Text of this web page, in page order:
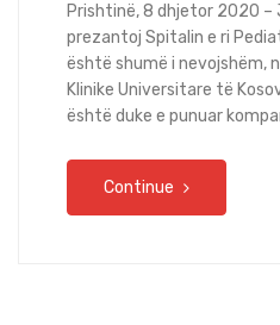
Prishtinë, 8 dhjetor 2020
prezantoj Spitalin e ri
është shumë i nevojshëm,
Klinike Universitare të
është duke e punuar
Continue